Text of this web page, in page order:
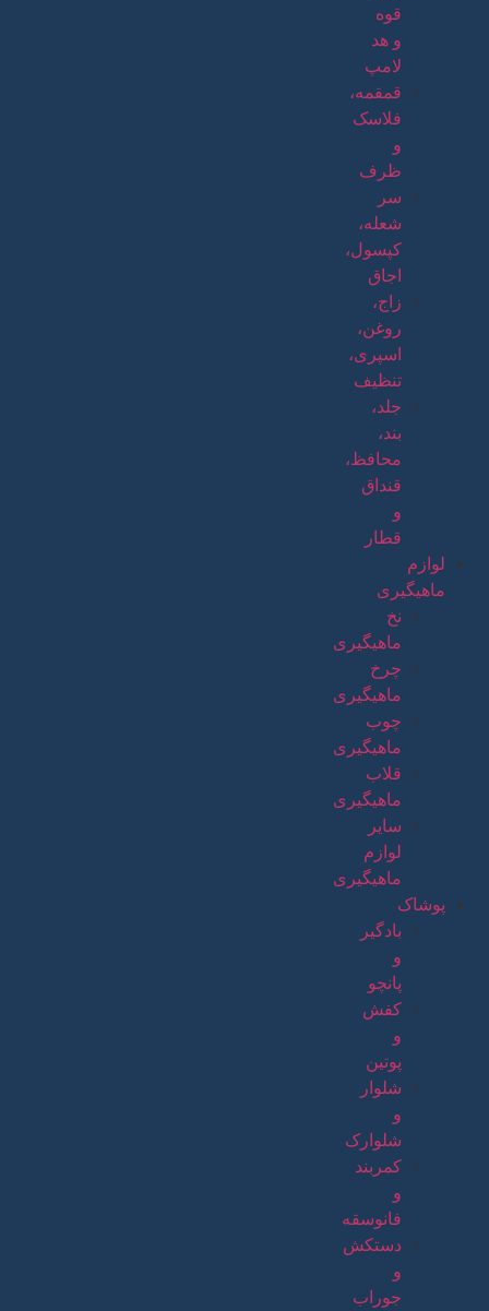
قوه
و هد
لامپ
قمقمه،
فلاسک
و
ظرف
سر
شعله،
کپسول،
اجاق
زاج،
روغن،
اسپری،
تنظیف
جلد،
بند،
محافظ،
قنداق
و
قطار
لوازم
ماهیگیری
نخ
ماهیگیری
چرخ
ماهیگیری
چوب
ماهیگیری
قلاب
ماهیگیری
سایر
لوازم
ماهیگیری
پوشاک
بادگیر
و
پانچو
کفش
و
پوتین
شلوار
و
شلوارک
کمربند
و
فانوسقه
دستکش
و
جوراب